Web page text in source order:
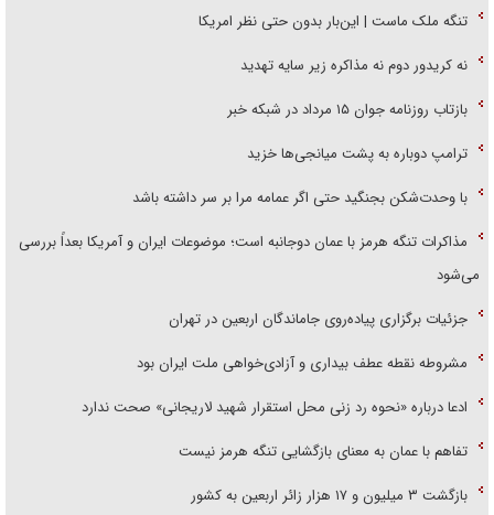
تنگه ملک ماست | این‌بار بدون حتی نظر امریکا
نه کریدور دوم نه مذاکره زیر سایه تهدید
بازتاب روزنامه جوان ۱۵ مرداد در شبکه خبر
ترامپ دوباره به پشت میانجی‌ها خزید
با وحدت‌شکن بجنگید حتی اگر عمامه مرا بر سر داشته باشد
مذاکرات تنگه هرمز با عمان دوجانبه است؛ موضوعات ایران و آمریکا بعداً بررسی
می‌شود
جزئیات برگزاری پیاده‌روی جاماندگان اربعین در تهران
مشروطه نقطه عطف بیداری و آزادی‌خواهی ملت ایران بود
ادعا درباره «نحوه رد زنی محل استقرار شهید لاریجانی» صحت ندارد
تفاهم با عمان به معنای بازگشایی تنگه هرمز نیست
بازگشت ۳ میلیون و ۱۷ هزار زائر اربعین به کشور